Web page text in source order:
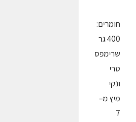
חומרים:
400 גר
שרימפס
טרי
ונקי
מיץ מ–
7